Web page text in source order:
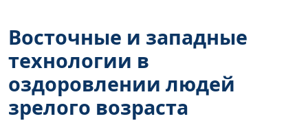
Восточные и западные
технологии в
оздоровлении людей
зрелого возраста